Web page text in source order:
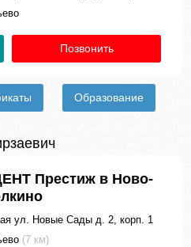
Позвонить
Образование
Престиж в Ново-
ул. Новые Сады д. 2, корп. 1
(7 км)